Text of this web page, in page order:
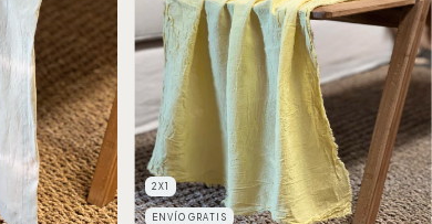
2X1
ENVÍO GRATIS